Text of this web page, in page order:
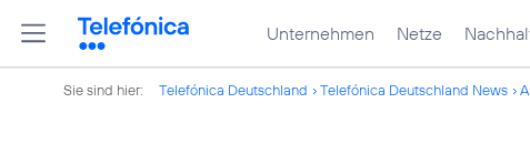
Unternehmen Netze
Sie sind hier: Telefónica Deutschland Telefónica Deutschland News